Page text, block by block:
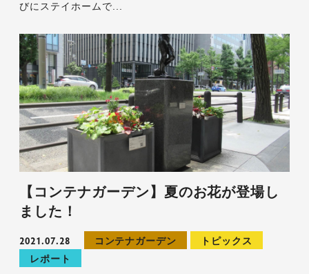
びにステイホームで...
【コンテナガーデン】夏のお花が登場し
ました！
2021.07.28 コンテナガーデン
トピックス
レポート